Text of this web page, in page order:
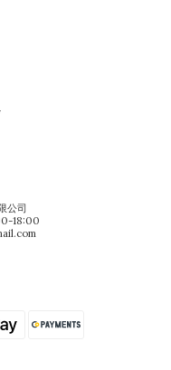
公司
18:00